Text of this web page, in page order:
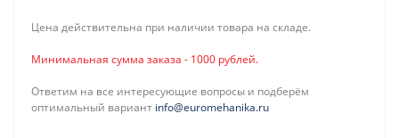
Цена действительна при наличии товара на складе.
Минимальная сумма заказа - 1000 рублей.
Ответим на все интересующие вопросы и подберём
оптимальный вариант info@euromehanika.ru